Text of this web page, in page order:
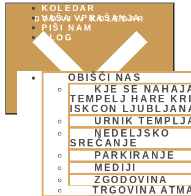
KOLEDAR
VAŠA VPRAŠANJA
PIŠI NAM
BLOG
OBIŠČI NAS
KJE SE
TEMPELJ HARE
ISKCON
URNIK
NEDELJSKO
SREČANJE
PARKIRANJE
MEDIJI
ZGODOVINA
TRGOVINA